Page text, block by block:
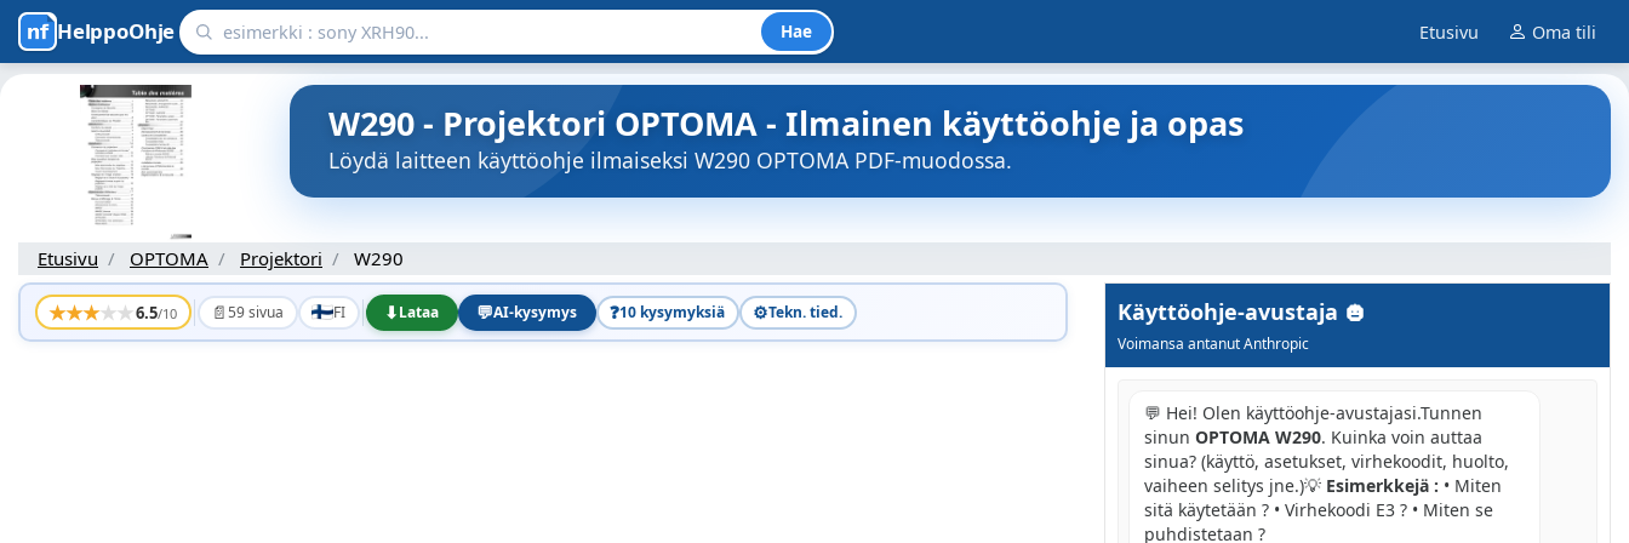
HelppoOhje Hae Etusivu Oma tili
W290 - Projektori OPTOMA - Ilmainen käyttöohje ja opas
Löydä laitteen käyttöohje ilmaiseksi W290 OPTOMA PDF-muodossa.
Etusivu OPTOMA Projektori W290
★★★★★6.5/10 📄59 sivua FI ⬇Lataa 💬AI-kysymys ❓10 kysymyksiä ⚙️Tekn. tied. Käyttöohje-avustaja
Voimansa antanut Anthropic
💬 Hei! Olen käyttöohje-avustajasi.Tunnen
sinun OPTOMA W290. Kuinka voin auttaa
sinua? (käyttö, asetukset, virhekoodit, huolto,
vaiheen selitys jne.)💡 Esimerkkejä : • Miten
sitä käytetään ? • Virhekoodi E3 ? • Miten se
puhdistetaan ?